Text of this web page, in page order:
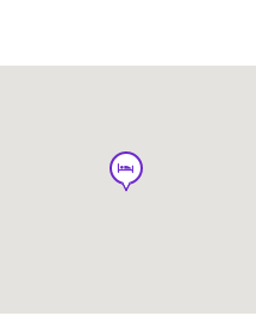
hotel